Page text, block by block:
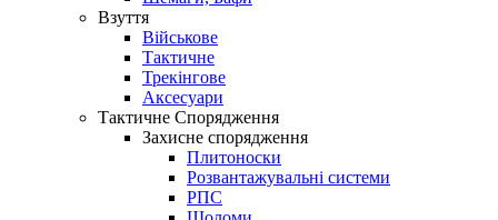
Взуття
Військове
Тактичне
Трекінгове
Аксесуари
Тактичне Спорядження
Захисне спорядження
Плитоноски
Розвантажувальні системи
РПС